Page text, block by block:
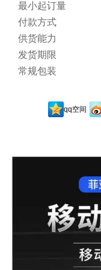
最小起订量
付款方式
供货能力
发货期限
常规包装
qq空间